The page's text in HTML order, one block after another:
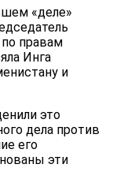
«деле»
правам
Инга
и
это
дела против
его
эти